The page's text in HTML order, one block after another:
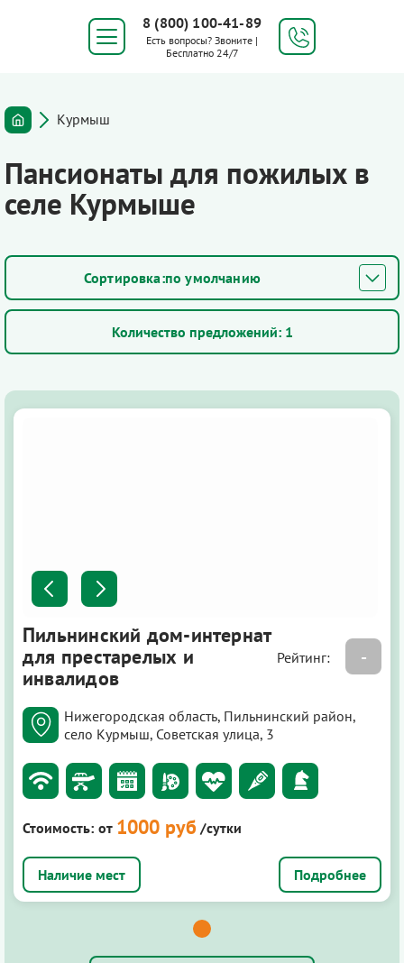
8 (800) 100-41-89
Есть вопросы? Звоните |
Бесплатно 24/7
Курмыш
Пансионаты для пожилых в
селе Курмыше
по умолчанию
Количество предложений: 1
Пильнинский дом-интернат
для престарелых и
инвалидов
Рейтинг: -
Нижегородская область, Пильнинский район,
село Курмыш, Советская улица, 3
Стоимость: от 1000 руб /сутки
Подробнее